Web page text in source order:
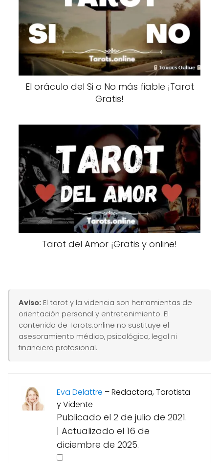
El oráculo del Si o No más fiable ¡Tarot
Gratis!
Tarot del Amor ¡Gratis y online!
Aviso: El tarot y la videncia son herramientas de
orientación personal y entretenimiento. El
contenido de Tarots.online no sustituye el
asesoramiento médico, psicológico, legal ni
financiero profesional.
Eva Delattre –Redactora, Tarotista
y Vidente
Publicado el 2 de julio de 2021.
| Actualizado el 16 de
diciembre de 2025.